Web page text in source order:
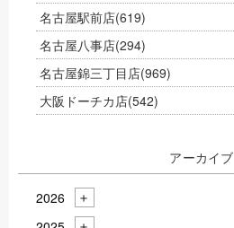
名古屋駅前店(619)
名古屋八事店(294)
名古屋錦三丁目店(969)
大阪ドーチカ店(542)
アーカイブ
2026